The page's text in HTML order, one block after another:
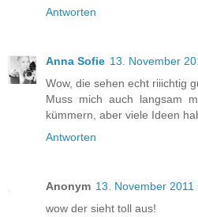
Antworten
Anna Sofie 13. November
Wow, die sehen echt riiichtig
Muss mich auch langsam
kümmern, aber viele Ideen
Antworten
Anonym 13. November 2011
wow der sieht toll aus!